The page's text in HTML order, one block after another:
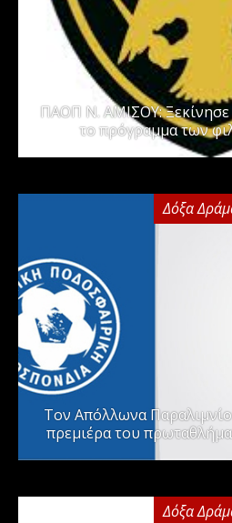
ΠΑΟΠ Ν. ΑΜΙΣΟΥ: Ξεκίνησε
το πρόγραμμα των
Δόξα
Τον Απόλλωνα
πρεμιέρα του
Δόξα